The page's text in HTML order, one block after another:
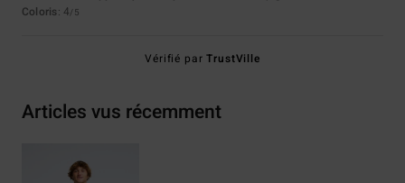
Coloris: 4/5
Vérifié parTrustVille
Articles vus récemment